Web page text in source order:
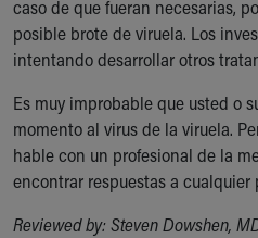
caso de que fueran necesarias,
posible brote de viruela. Los
intentando desarrollar otros
Es muy improbable que usted o
momento al virus de la viruela.
hable con un profesional de la
encontrar respuestas a cualquier
Reviewed by: Steven Dowshen,